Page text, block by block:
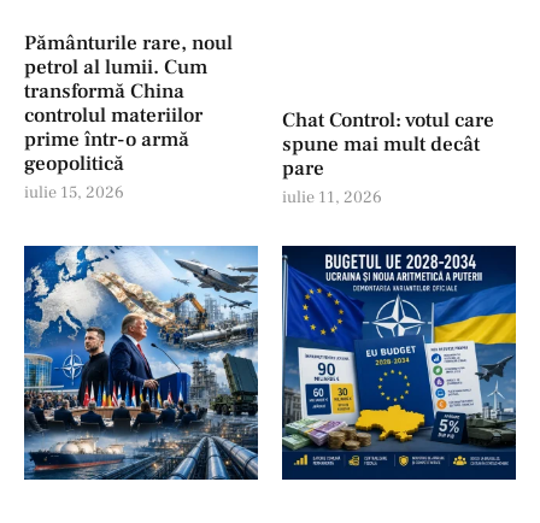
Pământurile rare, noul
petrol al lumii. Cum
transformă China
controlul materiilor
prime într-o armă
geopolitică
iulie 15, 2026
Chat Control: votul care
spune mai mult decât
pare
iulie 11, 2026